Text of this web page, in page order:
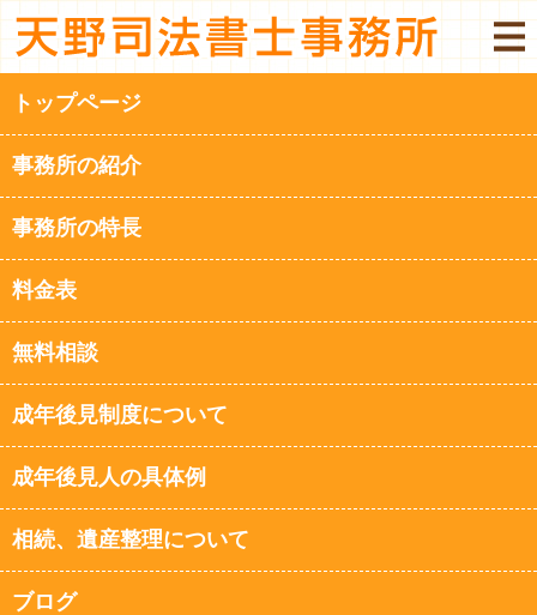
トップページ
事務所の紹介
事務所の特長
料金表
無料相談
成年後見制度について
成年後見人の具体例
相続、遺産整理について
ブログ